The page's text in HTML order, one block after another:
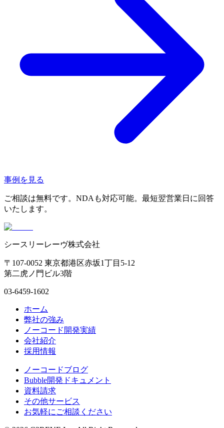
事例を見る
ご相談は無料です。NDAも対応可能。最短翌営業日に回答
いたします。
シースリーレーヴ株式会社
〒107-0052 東京都港区赤坂1丁目5-12
第二虎ノ門ビル3階
03-6459-1602
ホーム
弊社の強み
ノーコード開発実績
会社紹介
採用情報
ノーコードブログ
Bubble開発ドキュメント
資料請求
その他サービス
お気軽にご相談ください